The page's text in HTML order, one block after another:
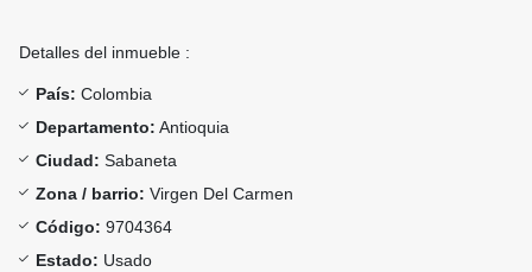
Detalles del inmueble :
País: Colombia
Departamento: Antioquia
Ciudad: Sabaneta
Zona / barrio: Virgen Del Carmen
Código: 9704364
Estado: Usado